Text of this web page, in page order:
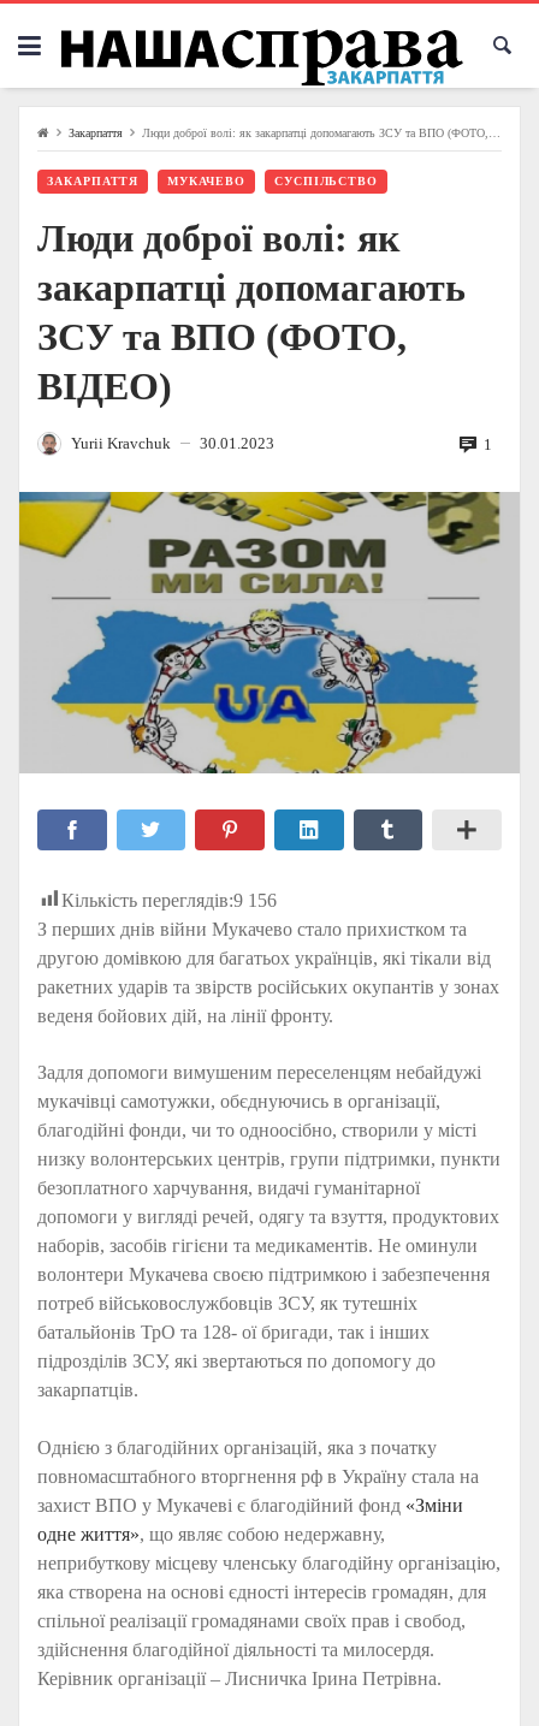
Skip
content
Закарпаття Люди доброї волі: як закарпатці допомагають ЗСУ та ВПО (ФОТО, ВІДЕО)
ЗАКАРПАТТЯ МУКАЧЕВО СУСПІЛЬСТВО
Люди доброї волі: як
закарпатці допомагають
ЗСУ та ВПО (ФОТО,
ВІДЕО)
Yurii Kravchuk — 30.01.2023 1
Кількість переглядів:9 156
З перших днів війни Мукачево стало прихистком та
другою домівкою для багатьох українців, які тікали від
ракетних ударів та звірств російських окупантів у зонах
веденя бойових дій, на лінії фронту.
Задля допомоги вимушеним переселенцям небайдужі
мукачівці самотужки, обєднуючись в організації,
благодійні фонди, чи то одноосібно, створили у місті
низку волонтерських центрів, групи підтримки, пункти
безоплатного харчування, видачі гуманітарної
допомоги у вигляді речей, одягу та взуття, продуктових
наборів, засобів гігієни та медикаментів. Не оминули
волонтери Мукачева своєю підтримкою і забезпечення
потреб військовослужбовців ЗСУ, як тутешніх
батальйонів ТрО та 128- ої бригади, так і інших
підрозділів ЗСУ, які звертаються по допомогу до
закарпатців.
Однією з благодійних організацій, яка з початку
повномасштабного вторгнення рф в Україну стала на
захист ВПО у Мукачеві є благодійний фонд «Зміни
одне життя», що являє собою недержавну,
неприбуткову місцеву членську благодійну організацію,
яка створена на основі єдності інтересів громадян, для
спільної реалізації громадянами своїх прав і свобод,
здійснення благодійної діяльності та милосердя.
Керівник організації – Лисничка Ірина Петрівна.